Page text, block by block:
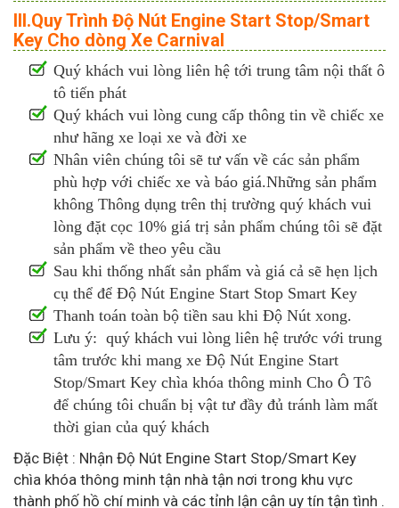
III.Quy Trình Độ Nút Engine Start Stop/Smart
Key Cho dòng Xe Carnival
Quý khách vui lòng liên hệ tới trung tâm nội thất ô
tô tiến phát
Quý khách vui lòng cung cấp thông tin về chiếc xe
như hãng xe loại xe và đời xe
Nhân viên chúng tôi sẽ tư vấn về các sản phẩm
phù hợp với chiếc xe và báo giá.Những sản phẩm
không Thông dụng trên thị trường quý khách vui
lòng đặt cọc 10% giá trị sản phẩm chúng tôi sẽ đặt
sản phẩm về theo yêu cầu
Sau khi thống nhất sản phẩm và giá cả sẽ hẹn lịch
cụ thể để Độ Nút Engine Start Stop Smart Key
Thanh toán toàn bộ tiền sau khi Độ Nút xong.
Lưu ý: quý khách vui lòng liên hệ trước với trung
tâm trước khi mang xe Độ Nút Engine Start
Stop/Smart Key chìa khóa thông minh Cho Ô Tô
để chúng tôi chuẩn bị vật tư đầy đủ tránh làm mất
thời gian của quý khách
Đặc Biệt : Nhận Độ Nút Engine Start Stop/Smart Key
chìa khóa thông minh tận nhà tận nơi trong khu vực
thành phố hồ chí minh và các tỉnh lận cận uy tín tận tình .